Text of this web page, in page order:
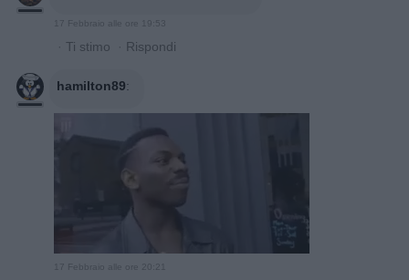
17 Febbraio alle ore 19:53
· Ti stimo · Rispondi
hamilton89:
17 Febbraio alle ore 20:21